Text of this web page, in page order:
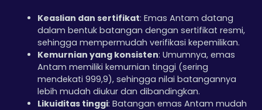
Keaslian dan sertifikat: Emas Antam datang
dalam bentuk batangan dengan sertifikat resmi,
sehingga mempermudah verifikasi kepemilikan.
Kemurnian yang konsisten: Umumnya, emas
Antam memiliki kemurnian tinggi (sering
mendekati 999,9), sehingga nilai batangannya
lebih mudah diukur dan dibandingkan.
Likuiditas tinggi: Batangan emas Antam mudah